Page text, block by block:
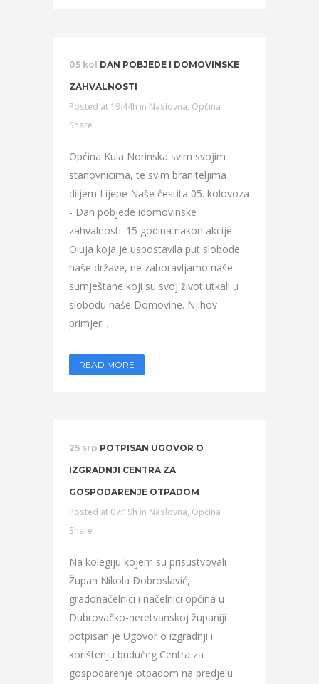
05 kol DAN POBJEDE I DOMOVINSKE
ZAHVALNOSTI
Posted at 19:44h in Naslovna, Općina
Share
Općina Kula Norinska svim svojim
stanovnicima, te svim braniteljima
diljem Lijepe Naše čestita 05. kolovoza
- Dan pobjede idomovinske
zahvalnosti. 15 godina nakon akcije
Oluja koja je uspostavila put slobode
naše države, ne zaboravljamo naše
sumještane koji su svoj život utkali u
slobodu naše Domovine. Njihov
primjer...
READ MORE
25 srp POTPISAN UGOVOR O
IZGRADNJI CENTRA ZA
GOSPODARENJE OTPADOM
Posted at 07:19h in Naslovna, Općina
Share
Na kolegiju kojem su prisustvovali
Župan Nikola Dobroslavić,
gradonačelnici i načelnici općina u
Dubrovačko-neretvanskoj županiji
potpisan je Ugovor o izgradnji i
korištenju budućeg Centra za
gospodarenje otpadom na predjelu